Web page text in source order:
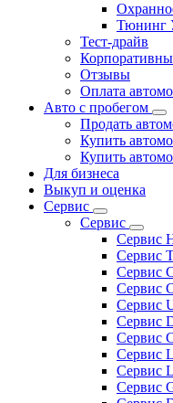
Тюнинг
Тест-драйв
Отзывы
Оплата
Авто с пробегом
Продать
Купить
Купить
Для бизнеса
Выкуп и оценка
Сервис
Сервис
Сервис
Сервис
Сервис
Сервис
Сервис
Сервис
Сервис
Сервис
Сервис
Сервис